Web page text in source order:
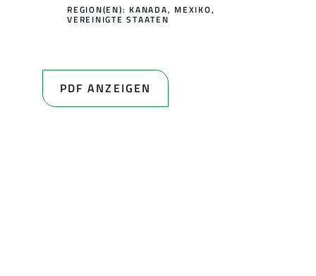
REGION(EN): KANADA, MEXIKO,
VEREINIGTE STAATEN
PDF ANZEIGEN